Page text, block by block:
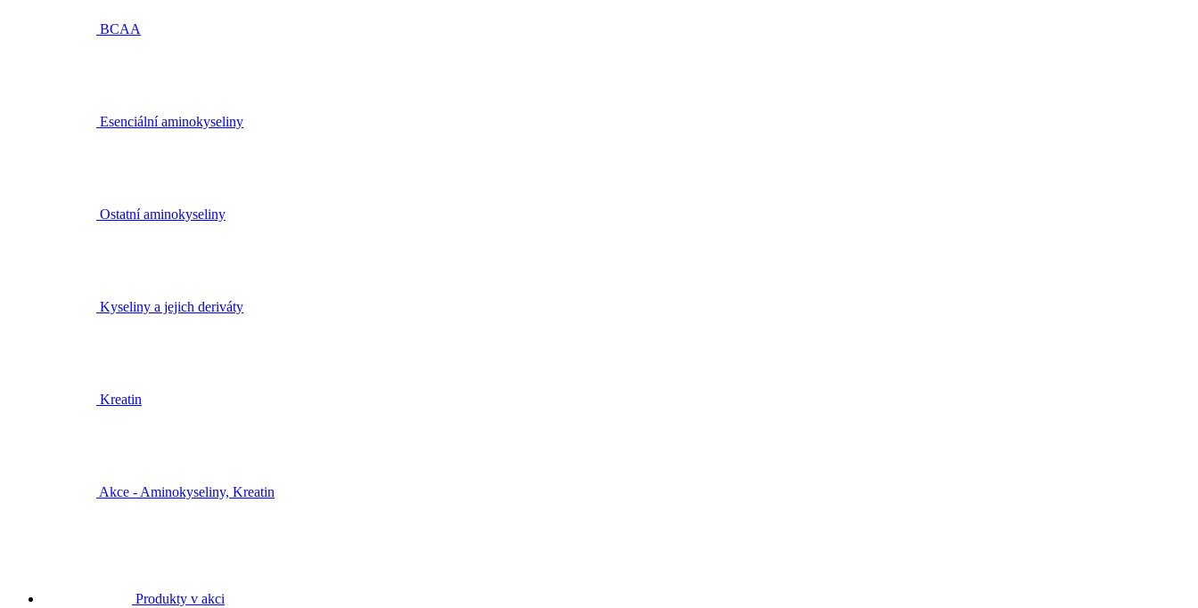
BCAA
Esenciální aminokyseliny
Ostatní aminokyseliny
Kyseliny a jejich deriváty
Kreatin
Akce - Aminokyseliny, Kreatin
Produkty v akci